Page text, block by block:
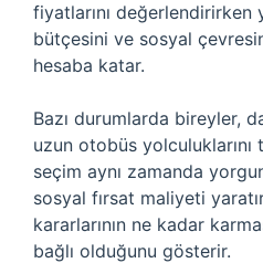
fiyatlarını değerlendirirken
bütçesini ve sosyal
hesaba katar.
Bazı durumlarda bireyler,
uzun otobüs
seçim aynı zamanda
sosyal fırsat maliyeti
kararlarının ne kadar
bağlı olduğunu gösterir.